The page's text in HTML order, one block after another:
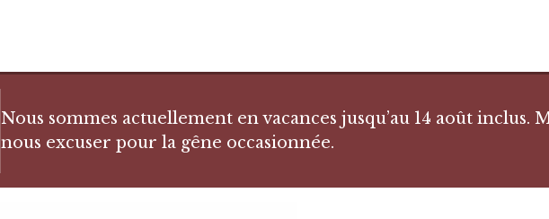
Nous sommes actuellement en vacances jusqu’au 14 août
nous excuser pour la gêne occasionnée.